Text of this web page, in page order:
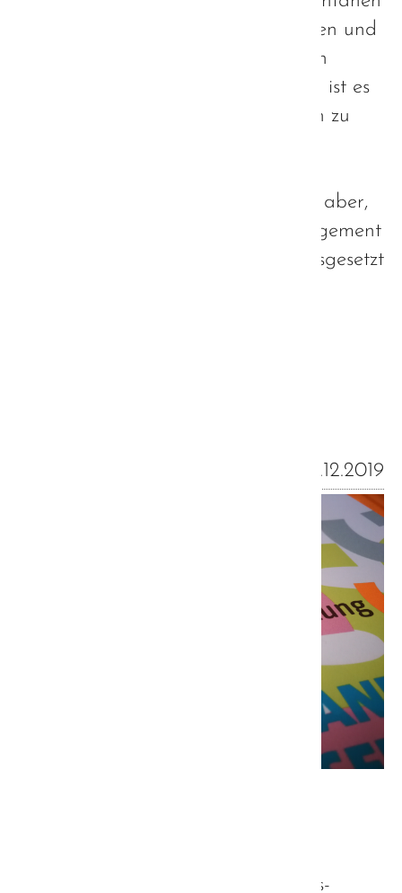
Situation, den fehlenden Fachkräften und
der immer weiter voranschreitenden
Zersplitterung unserer Gesellschaft, ist es
wichtiger denn je, sich ehrenamtlich zu
beizutragen. Problematisch wird es aber,
wenn dieses gesellschaftliche Engagement
ausgenutzt - ja, als gegeben vorausgesetzt
08.12.2019
Der diesjährige Fachtag der Hanns-